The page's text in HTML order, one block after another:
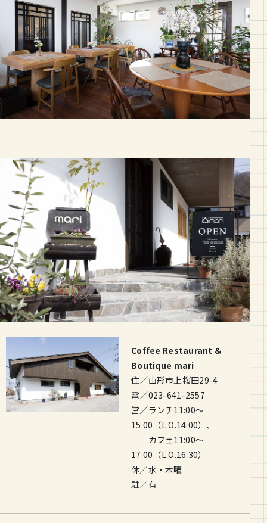
Coffee Restaurant &
Boutique mari
住／山形市上桜田29-4
電／023-641-2557
営／ランチ11:00～
15:00（L.O.14:00）、
カフェ11:00～
17:00（L.O.16:30）
休／水・木曜
駐／有